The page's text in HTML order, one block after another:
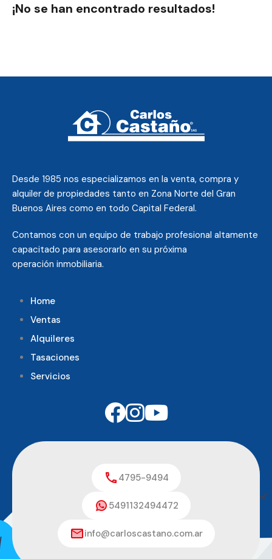
¡No se han encontrado resultados!
Desde 1985 nos especializamos en la venta, compra y
alquiler de propiedades tanto en Zona Norte del Gran
Buenos Aires como en todo Capital Federal.
Contamos con un equipo de trabajo profesional altamente
capacitado para asesorarlo en su próxima
operación inmobiliaria.
Home
Ventas
Alquileres
Tasaciones
Servicios
4795-9494
5491132494472
info@carloscastano.com.ar